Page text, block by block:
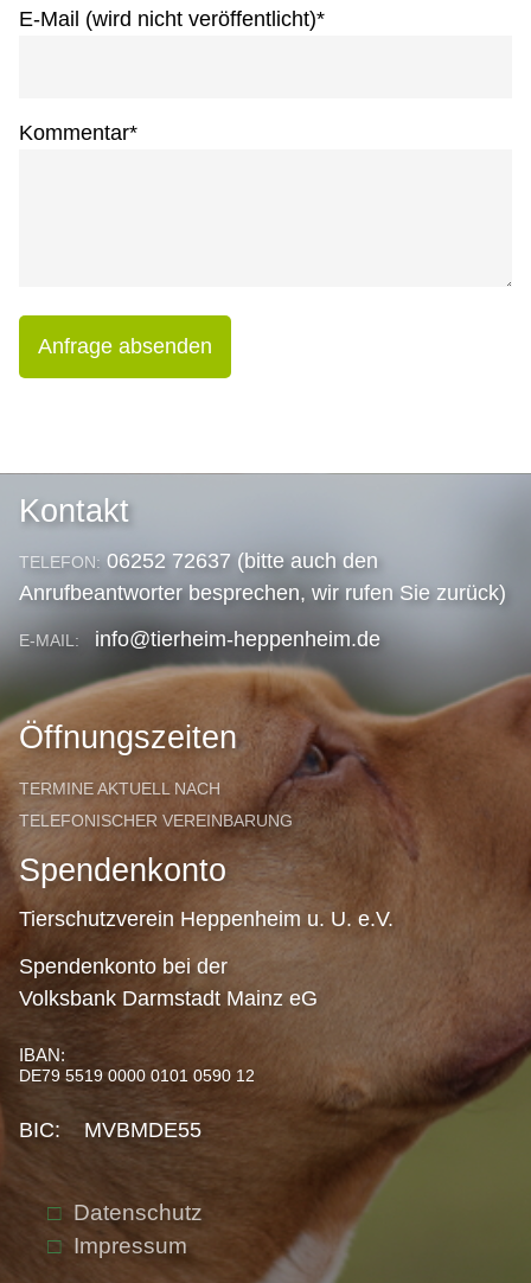
E-Mail (wird nicht veröffentlicht)*
Kommentar*
Anfrage absenden
Kontakt
TELEFON: 06252 72637 (bitte auch den
Anrufbeantworter besprechen, wir rufen Sie zurück)
E-MAIL: info@tierheim-heppenheim.de
Öffnungszeiten
TERMINE AKTUELL NACH
TELEFONISCHER VEREINBARUNG
Spendenkonto
Tierschutzverein Heppenheim u. U. e.V.
Spendenkonto bei der
Volksbank Darmstadt Mainz eG
IBAN:
DE79 5519 0000 0101 0590 12
BIC: MVBMDE55
Datenschutz
Impressum